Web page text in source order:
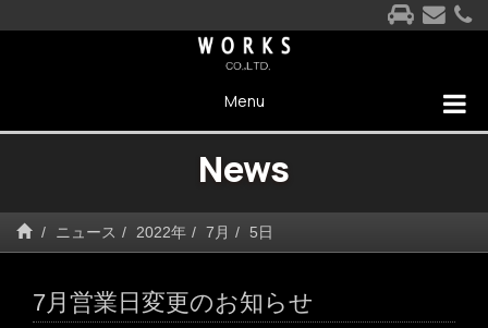
Menu
News
ニュース 2022年 7月 5日
7月営業日変更のお知らせ